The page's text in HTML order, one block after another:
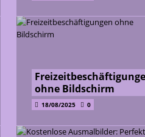
ohne Bildschirm
18/08/2025 0